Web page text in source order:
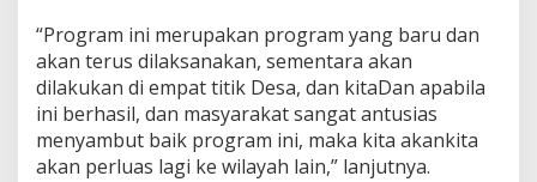
“Program ini merupakan program yang baru dan
akan terus dilaksanakan, sementara akan
dilakukan di empat titik Desa, dan kitaDan apabila
ini berhasil, dan masyarakat sangat antusias
menyambut baik program ini, maka kita akankita
akan perluas lagi ke wilayah lain,” lanjutnya.